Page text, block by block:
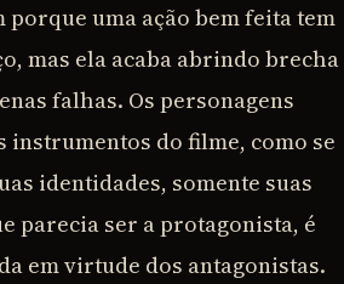
porque uma ação bem feita tem
mas ela acaba abrindo brecha
falhas. Os personagens
instrumentos do filme, como se
identidades, somente suas
parecia ser a protagonista, é
em virtude dos antagonistas.